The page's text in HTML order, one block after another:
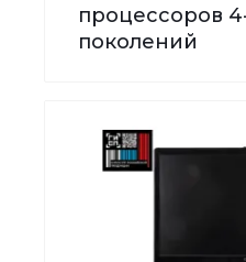
процессоров
поколений